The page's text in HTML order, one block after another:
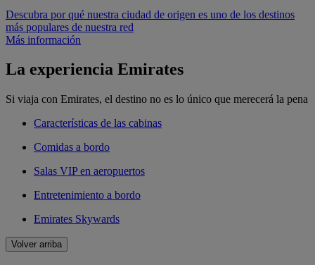
Descubra por qué nuestra ciudad de origen es uno de los destinos
más populares de nuestra red
Más información
La experiencia Emirates
Si viaja con Emirates, el destino no es lo único que merecerá la pena
Características de las cabinas
Comidas a bordo
Salas VIP en aeropuertos
Entretenimiento a bordo
Emirates Skywards
Volver arriba